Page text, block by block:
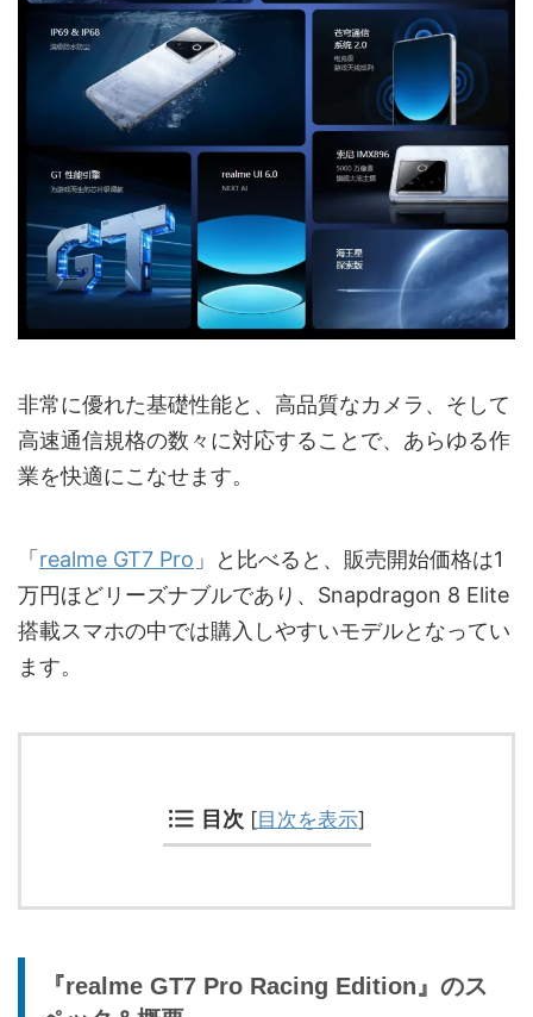
非常に優れた基礎性能と、高品質なカメラ、そして
高速通信規格の数々に対応することで、あらゆる作
業を快適にこなせます。
「realme GT7 Pro 」と比べると、販売開始価格は1
万円ほどリーズナブルであり、Snapdragon 8 Elite
搭載スマホの中では購入しやすいモデルとなってい
ます。
目次 [目次を表示]
『realme GT7 Pro Racing Edition』のス